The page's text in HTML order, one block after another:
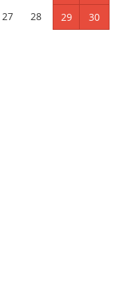
үнемдей
27 28 29
30